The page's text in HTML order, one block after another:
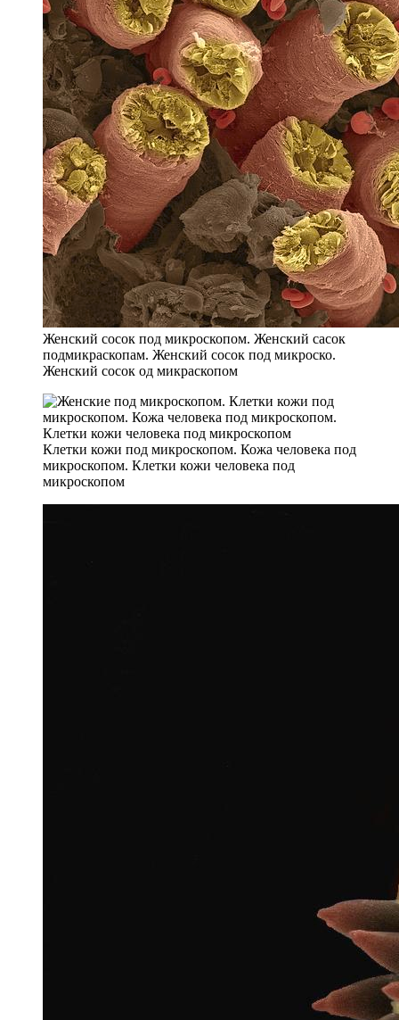
Женский сосок под микроскопом. Женский сасок
подмикраскопам. Женский сосок под микроско.
Женский сосок од микраскопом
Клетки кожи под микроскопом. Кожа человека под
микроскопом. Клетки кожи человека под
микроскопом